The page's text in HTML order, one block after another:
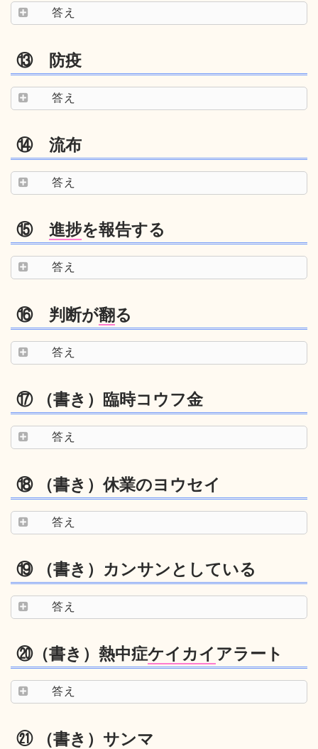
答え
⑬ 防疫
答え
⑭ 流布
答え
⑮ 進捗を報告する
答え
⑯ 判断が翻る
答え
⑰ （書き）臨時コウフ金
答え
⑱ （書き）休業のヨウセイ
答え
⑲ （書き）カンサンとしている
答え
⑳（書き）熱中症ケイカイ アラート
答え
㉑ （書き）サンマ